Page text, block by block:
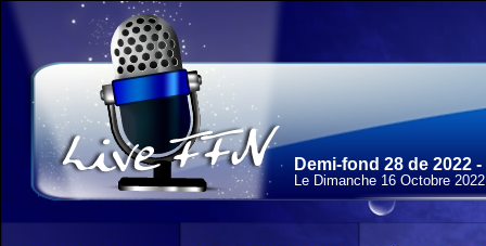
Demi-fond 28 de 2022 -
Le Dimanche 16 Octobre 2022